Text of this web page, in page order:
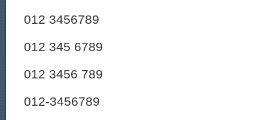
012 3456789
012 345 6789
012 3456 789
012-3456789